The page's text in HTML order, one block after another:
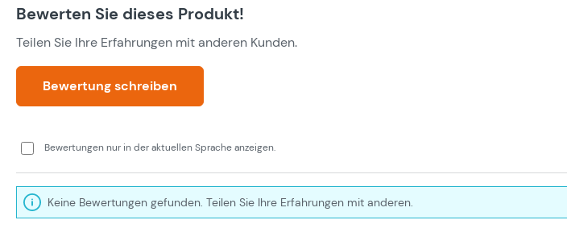
Bewerten Sie dieses Produkt!
Teilen Sie Ihre Erfahrungen mit anderen Kunden.
Bewertung schreiben
Bewertungen nur in der aktuellen Sprache anzeigen.
Keine Bewertungen gefunden. Teilen Sie Ihre Erfahrungen mit anderen.